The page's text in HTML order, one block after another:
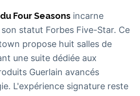
Four Seasons incarne
statut Forbes Five-Star. Ce
propose huit salles de
une suite dédiée aux
Guerlain avancés
L'expérience signature reste